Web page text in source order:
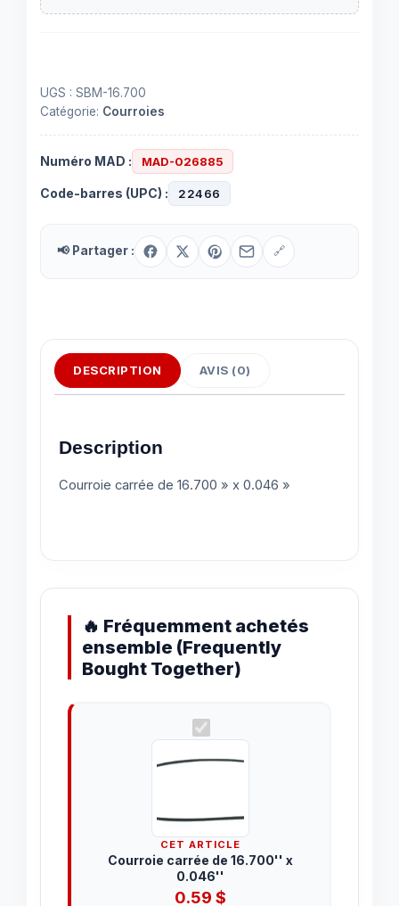
0.046''
UGS : SBM-16.700
Catégorie: Courroies
Numéro MAD : MAD-026885
Code-barres (UPC) : 22466
📢 Partager : 🔗
DESCRIPTION AVIS (0)
Description
Courroie carrée de 16.700 » x 0.046 »
🔥 Fréquemment achetés
ensemble (Frequently
Bought Together)
CET ARTICLE
Courroie carrée de 16.700'' x
0.046''
0.59$